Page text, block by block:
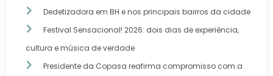
Dedetizadora em BH e nos principais bairros da cidade
Festival Sensacional! 2026: dois dias de experiência,
cultura e música de verdade
Presidente da Copasa reafirma compromisso com a